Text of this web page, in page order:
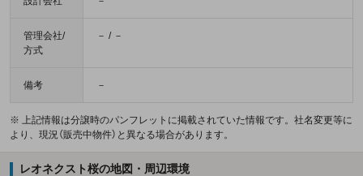
管理会社/
方式
－ / －
備考 －
※ 上記情報は分譲時のパンフレットに掲載されていた情報です。社名変更等に
より、現況（販売中物件）と異なる場合があります。
レオネクスト桜の地図・周辺環境